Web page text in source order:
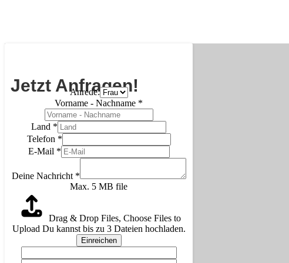
Jetzt Anfragen!
Anrede:
Vorname - Nachname *
Land *
Telefon *
E-Mail *
Deine Nachricht *
Max. 5 MB file
Drag & Drop Files, Choose Files to
Upload Du kannst bis zu 3 Dateien hochladen.
Einreichen